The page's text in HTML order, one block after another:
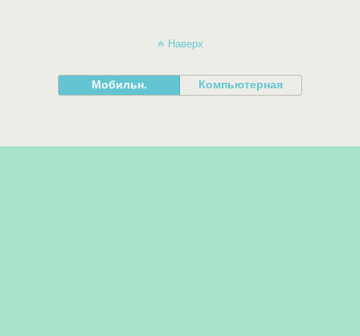
Наверх
Мобильн. Компьютерная